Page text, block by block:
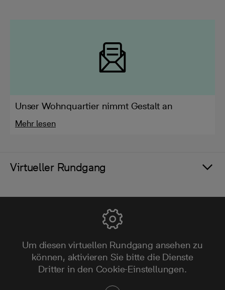
Unser Wohnquartier nimmt Gestalt an
Mehr lesen
Virtueller Rundgang
Um diesen virtuellen Rundgang ansehen zu
können, aktivieren Sie bitte die Dienste
Dritter in den Cookie-Einstellungen.